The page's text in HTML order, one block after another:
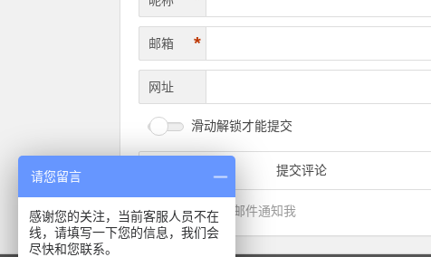
邮箱 *
网址
滑动解锁才能提交
有回复时邮件通知我
请您留言
感谢您的关注，当前客服人员不在
线，请填写一下您的信息，我们会
尽快和您联系。